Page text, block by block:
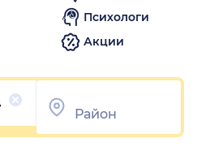
Психологи
Акции